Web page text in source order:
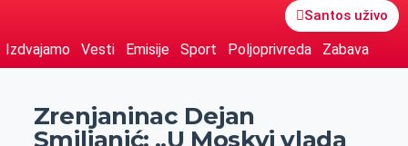
Santos uživo
Izdvajamo Vesti Emisije Sport Poljoprivreda Zabava
Zrenjaninac Dejan
Smiljanić: „U Moskvi vlada